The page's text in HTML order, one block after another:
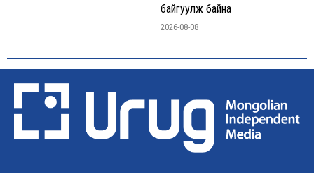
байгуулж байна
2026-08-08